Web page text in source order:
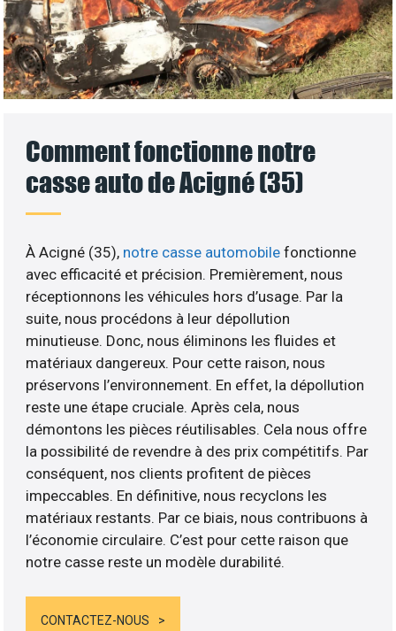
Comment fonctionne notre
casse auto de Acigné (35)
À Acigné (35), notre casse automobilefonctionne
avec efficacité et précision. Premièrement, nous
réceptionnons les véhicules hors d’usage. Par la
suite, nous procédons à leur dépollution
minutieuse. Donc, nous éliminons les fluides et
matériaux dangereux. Pour cette raison, nous
préservons l’environnement. En effet, la dépollution
reste une étape cruciale. Après cela, nous
démontons les pièces réutilisables. Cela nous offre
la possibilité de revendre à des prix compétitifs. Par
conséquent, nos clients profitent de pièces
impeccables. En définitive, nous recyclons les
matériaux restants. Par ce biais, nous contribuons à
l’économie circulaire. C’est pour cette raison que
notre casse reste un modèle durabilité.
CONTACTEZ-NOUS